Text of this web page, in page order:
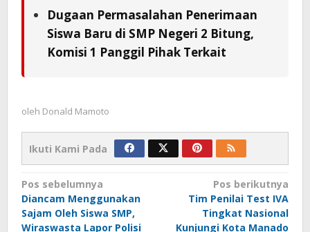
Dugaan Permasalahan Penerimaan
Siswa Baru di SMP Negeri 2 Bitung,
Komisi 1 Panggil Pihak Terkait
oleh Donald Mamoto
Ikuti Kami Pada
Navigasi
pos
Pos sebelumnya
Diancam Menggunakan
Sajam Oleh Siswa SMP,
Wiraswasta Lapor Polisi
Pos berikutnya
Tim Penilai Test IVA
Tingkat Nasional
Kunjungi Kota Manado